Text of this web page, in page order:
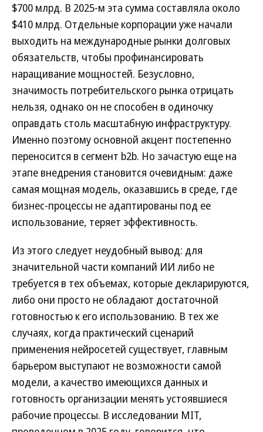
$700 млрд. В 2025-м эта сумма составляла около
$410 млрд. Отдельные корпорации уже начали
выходить на международные рынки долговых
обязательств, чтобы профинансировать
наращивание мощностей. Безусловно,
значимость потребительского рынка отрицать
нельзя, однако он не способен в одиночку
оправдать столь масштабную инфраструктуру.
Именно поэтому основной акцент постепенно
переносится в сегмент b2b. Но зачастую еще на
этапе внедрения становится очевидным: даже
самая мощная модель, оказавшись в среде, где
бизнес-процессы не адаптированы под ее
использование, теряет эффективность.
Из этого следует неудобный вывод: для
значительной части компаний ИИ либо не
требуется в тех объемах, которые декларируются,
либо они просто не обладают достаточной
готовностью к его использованию. В тех же
случаях, когда практический сценарий
применения нейросетей существует, главным
барьером выступают не возможности самой
модели, а качество имеющихся данных и
готовность организации менять устоявшиеся
рабочие процессы. В исследовании MIT,